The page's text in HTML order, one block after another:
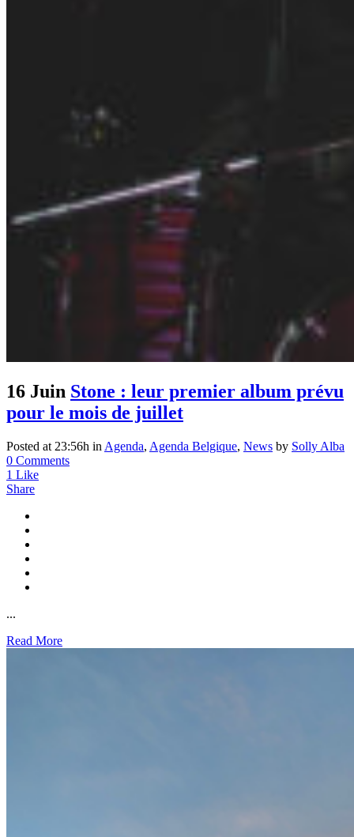
16 Juin Stone : leur premier album prévu
pour le mois de juillet
Posted at 23:56h in Agenda, Agenda Belgique, News by Solly Alba
0 Comments
1 Like
Share
...
Read More